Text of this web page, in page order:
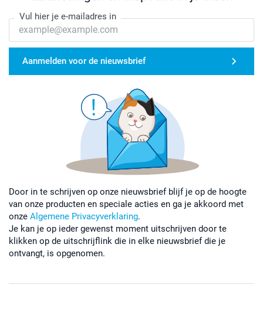
Vul hier je e-mailadres in
Aanmelden voor de nieuwsbrief
Door in te schrijven op onze nieuwsbrief blijf je op de hoogte
van onze producten en speciale acties en ga je akkoord met
onze Algemene Privacyverklaring.
Je kan je op ieder gewenst moment uitschrijven door te
klikken op de uitschrijflink die in elke nieuwsbrief die je
ontvangt, is opgenomen.